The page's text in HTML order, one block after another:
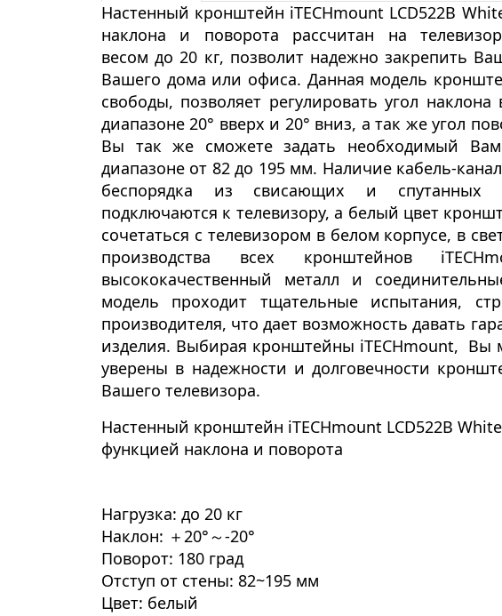
Настенный кронштейн iTECHmount LCD522B
наклона и поворота
рассчитан на
весом до 20 кг, позволит надежно закрепить
Вашего дома или офиса. Данная модель
свободы, позволяет регулировать угол наклона
диапазоне 20° вверх и 20° вниз, а так же угол
Вы так же сможете задать необходимый Вам
диапазоне от 82 до 195 мм. Наличие кабель-
беспорядка из свисающих и спутанных
подключаются к телевизору, а белый цвет
сочетаться с телевизором в белом корпусе, в
производства всех кронштейнов
высококачественный металл и
модель проходит тщательные испытания,
производителя, что дает возможность давать
изделия. Выбирая кронштейны iTECHmount, Вы
уверены в надежности и долговечности
Вашего телевизора.
Настенный кронштейн iTECHmount LCD522B
функцией наклона и поворота
Нагрузка: до 20 кг
Наклон: ＋20°～-20°
Поворот: 180 град
Отступ от стены: 82~195 мм
Цвет: белый